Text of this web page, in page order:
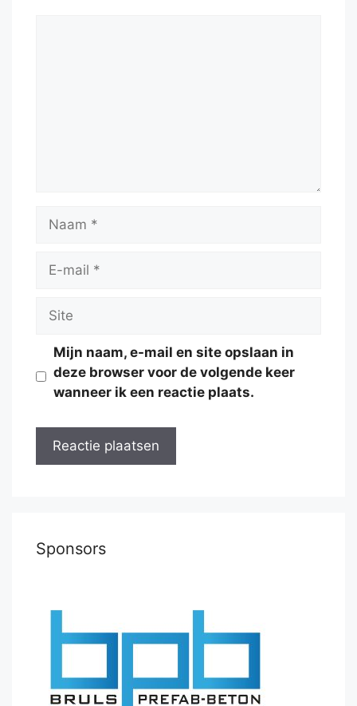
Naam
Site
Mijn naam, e-mail en site opslaan in
deze browser voor de volgende keer
wanneer ik een reactie plaats.
Sponsors